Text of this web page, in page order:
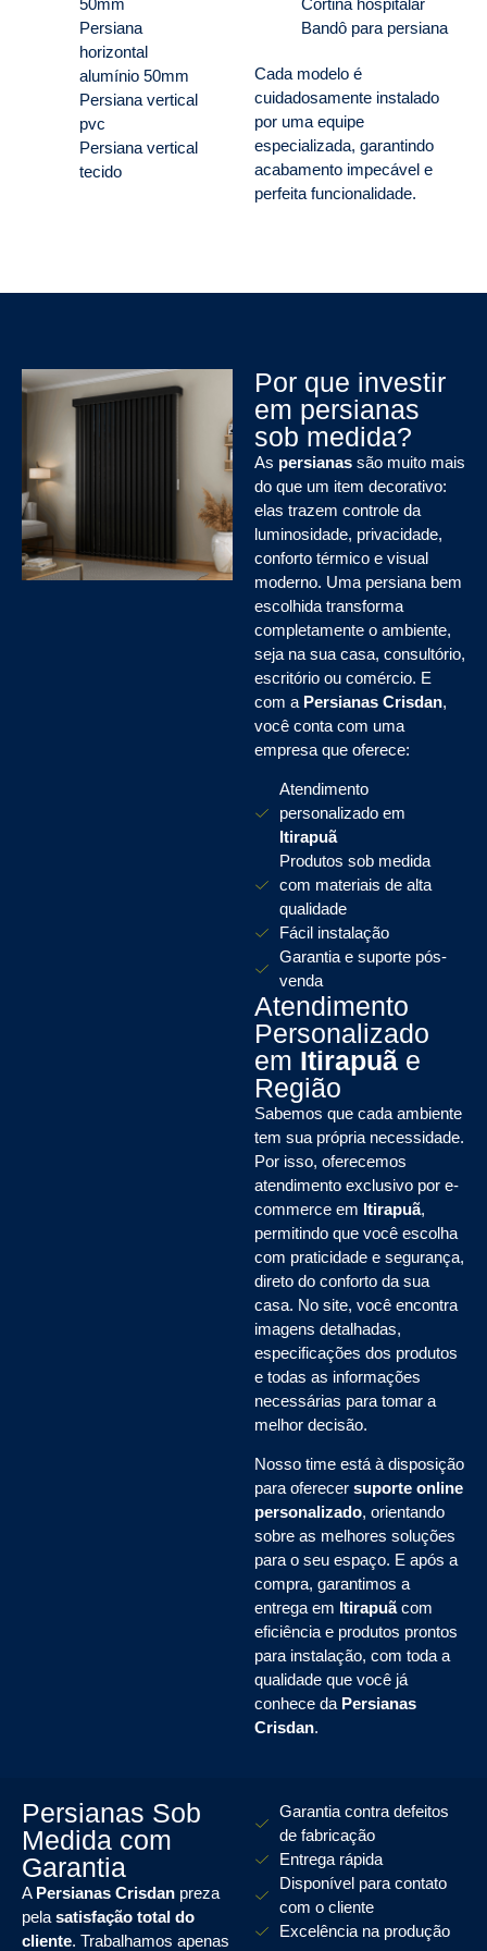
50mm
Persiana
horizontal
alumínio 50mm
Persiana vertical
pvc
Persiana vertical
tecido
Cortina hospitalar
Bandô para persiana
Cada modelo é
cuidadosamente instalado
por uma equipe
especializada, garantindo
acabamento impecável e
perfeita funcionalidade.
Por que investir
em persianas
sob medida?
As persianas são muito mais
do que um item decorativo:
elas trazem controle da
luminosidade, privacidade,
conforto térmico e visual
moderno. Uma persiana bem
escolhida transforma
completamente o ambiente,
seja na sua casa, consultório,
escritório ou comércio. E
com a Persianas Crisdan,
você conta com uma
empresa que oferece:
Atendimento
personalizado em
Itirapuã
Produtos sob medida
com materiais de alta
qualidade
Fácil instalação
Garantia e suporte pós-
venda
Atendimento
Personalizado
em Itirapuã e
Região
Sabemos que cada ambiente
tem sua própria necessidade.
Por isso, oferecemos
atendimento exclusivo por e-
commerce em Itirapuã,
permitindo que você escolha
com praticidade e segurança,
direto do conforto da sua
casa. No site, você encontra
imagens detalhadas,
especificações dos produtos
e todas as informações
necessárias para tomar a
melhor decisão.
Nosso time está à disposição
para oferecer suporte online
personalizado, orientando
sobre as melhores soluções
para o seu espaço. E após a
compra, garantimos a
entrega em Itirapuãcom
eficiência e produtos prontos
para instalação, com toda a
qualidade que você já
conhece da Persianas
Crisdan.
Persianas Sob
Medida com
Garantia
A Persianas Crisdan preza
pela satisfação total do
cliente. Trabalhamos apenas
Garantia contra defeitos
de fabricação
Entrega rápida
Disponível para contato
com o cliente
Excelência na produção